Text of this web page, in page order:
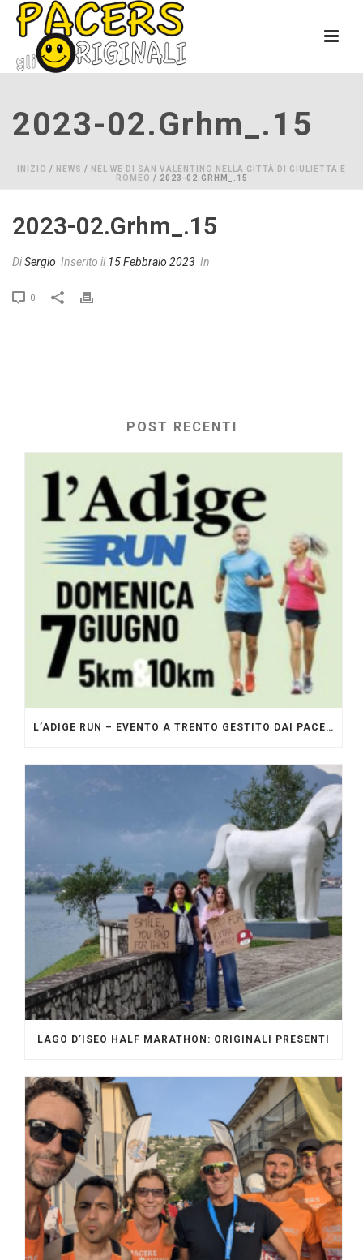
2023-02.grhm_.15
INIZIO / NEWS / NEL WE DI SAN VALENTINO NELLA CITTÀ DI GIULIETTA E
ROMEO / 2023-02.GRHM_.15
2023-02.grhm_.15
DiSergio Inserito il15 Febbraio 2023 In
0
POST RECENTI
L’ADIGE RUN – EVENTO A TRENTO GESTITO DAI PACERS GLI ORIGINALI
LAGO D’ISEO HALF MARATHON: ORIGINALI PRESENTI